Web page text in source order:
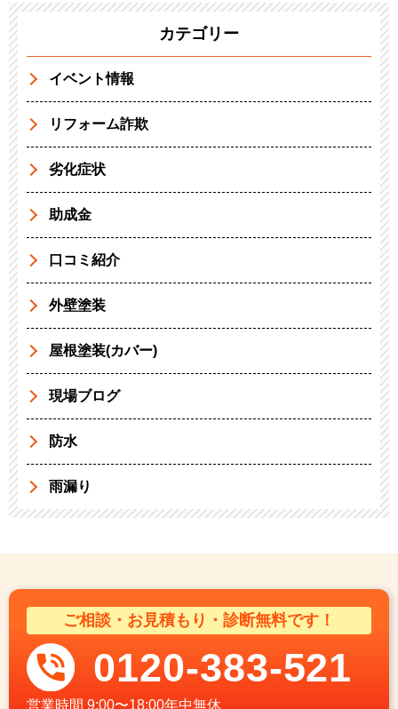
カテゴリー
イベント情報
リフォーム詐欺
劣化症状
助成金
口コミ紹介
外壁塗装
屋根塗装(カバー)
現場ブログ
防水
雨漏り
ご相談・お見積もり・診断無料です！
0120-383-521
営業時間 9:00〜18:00年中無休